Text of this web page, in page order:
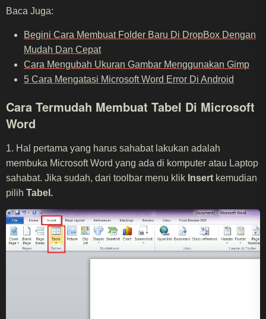
Baca Juga:
Begini Cara Membuat Folder Baru Di DropBox Dengan
Mudah Dan Cepat
Cara Mengubah Ukuran Gambar Menggunakan Gimp
5 Cara Mengatasi Microsoft Word Error Di Android
Cara Termudah Membuat Tabel Di Microsoft
Word
1. Hal pertama yang harus sahabat lakukan adalah
membuka Microsoft Word yang ada di komputer atau Laptop
sahabat. Jika sudah, dari toolbar menu klik Insert kemudian
pilih Tabel.